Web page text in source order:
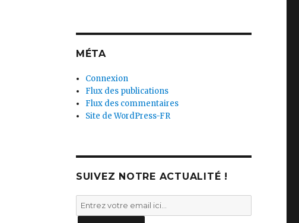
MÉTA
Connexion
Flux des publications
Flux des commentaires
Site de WordPress-FR
SUIVEZ NOTRE ACTUALITÉ !